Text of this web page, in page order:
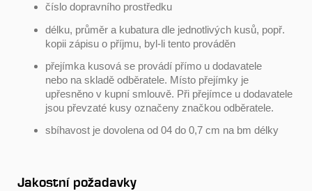
číslo dopravního prostředku
délku, průměr a kubatura dle jednotlivých kusů, popř.
kopii zápisu o příjmu, byl-li tento prováděn
přejímka kusová se provádí přímo u dodavatele
nebo na skladě odběratele. Místo přejímky je
upřesněno v kupní smlouvě. Při přejímce u dodavatele
jsou převzaté kusy označeny značkou odběratele.
sbíhavost je dovolena od 04 do 0,7 cm na bm délky
Jakostní požadavky